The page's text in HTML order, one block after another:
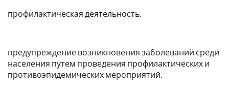
профилактическая деятельность:
предупреждение возникновения заболеваний среди
населения путем проведения профилактических и
противоэпидемических мероприятий;